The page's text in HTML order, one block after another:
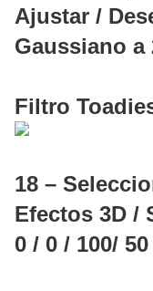
Ajustar /
Gaussiano a
Filtro
18 –
Efectos 3D /
0 / 0 / 100/ 50